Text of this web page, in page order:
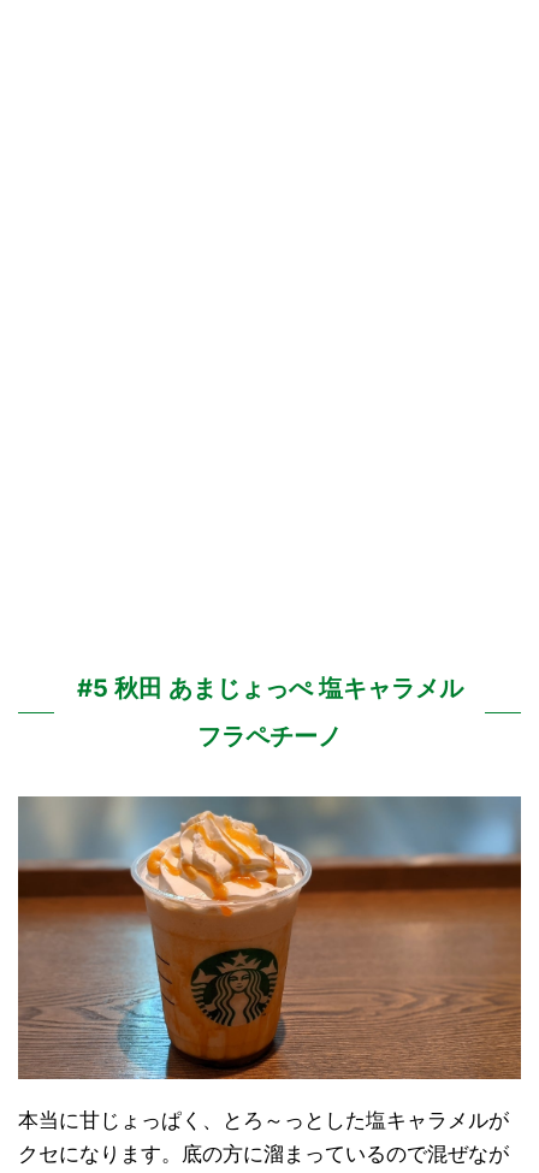
#5 秋田 あまじょっぺ 塩キャラメル
フラペチーノ
本当に甘じょっぱく、とろ～っとした塩キャラメルが
クセになります。底の方に溜まっているので混ぜなが